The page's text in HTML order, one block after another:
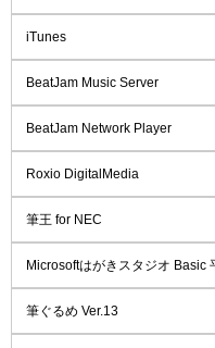
iTunes
BeatJam Music Server
BeatJam Network Player
Roxio DigitalMedia
筆王 for NEC
Microsoftはがきスタジオ Basic
筆ぐるめ Ver.13